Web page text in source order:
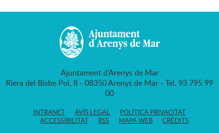
Ajuntament d'Arenys de Mar
Riera del Bisbe Pol, 8 - 08350 Arenys de Mar - Tel. 93 795 99
00
INTRANET AVÍS LEGAL
POLÍTICA PRIVACITAT
ACCESSIBILITAT
RSS MAPA WEB CRÈDITS